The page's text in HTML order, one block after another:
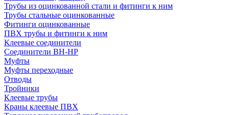
Трубы из оцинкованной стали и фитинги к ним
Трубы стальные оцинкованные
Фитинги оцинкованные
ПВХ трубы и фитинги к ним
Клеевые соединители
Соединители ВН-НР
Муфты
Муфты переходные
Отводы
Тройники
Клеевые трубы
Краны клеевые ПВХ